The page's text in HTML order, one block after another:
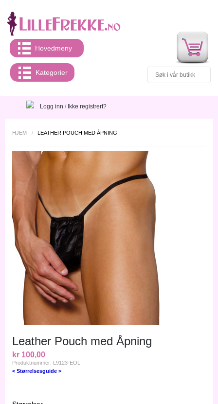
Hovedmeny
Kategorier
Logg inn / Ikke registrert?
HJEM / LEATHER POUCH MED ÅPNING
Leather Pouch med Åpning
kr 100,00
Produktnummer: L9123-EOL
< Størrelsesguide >